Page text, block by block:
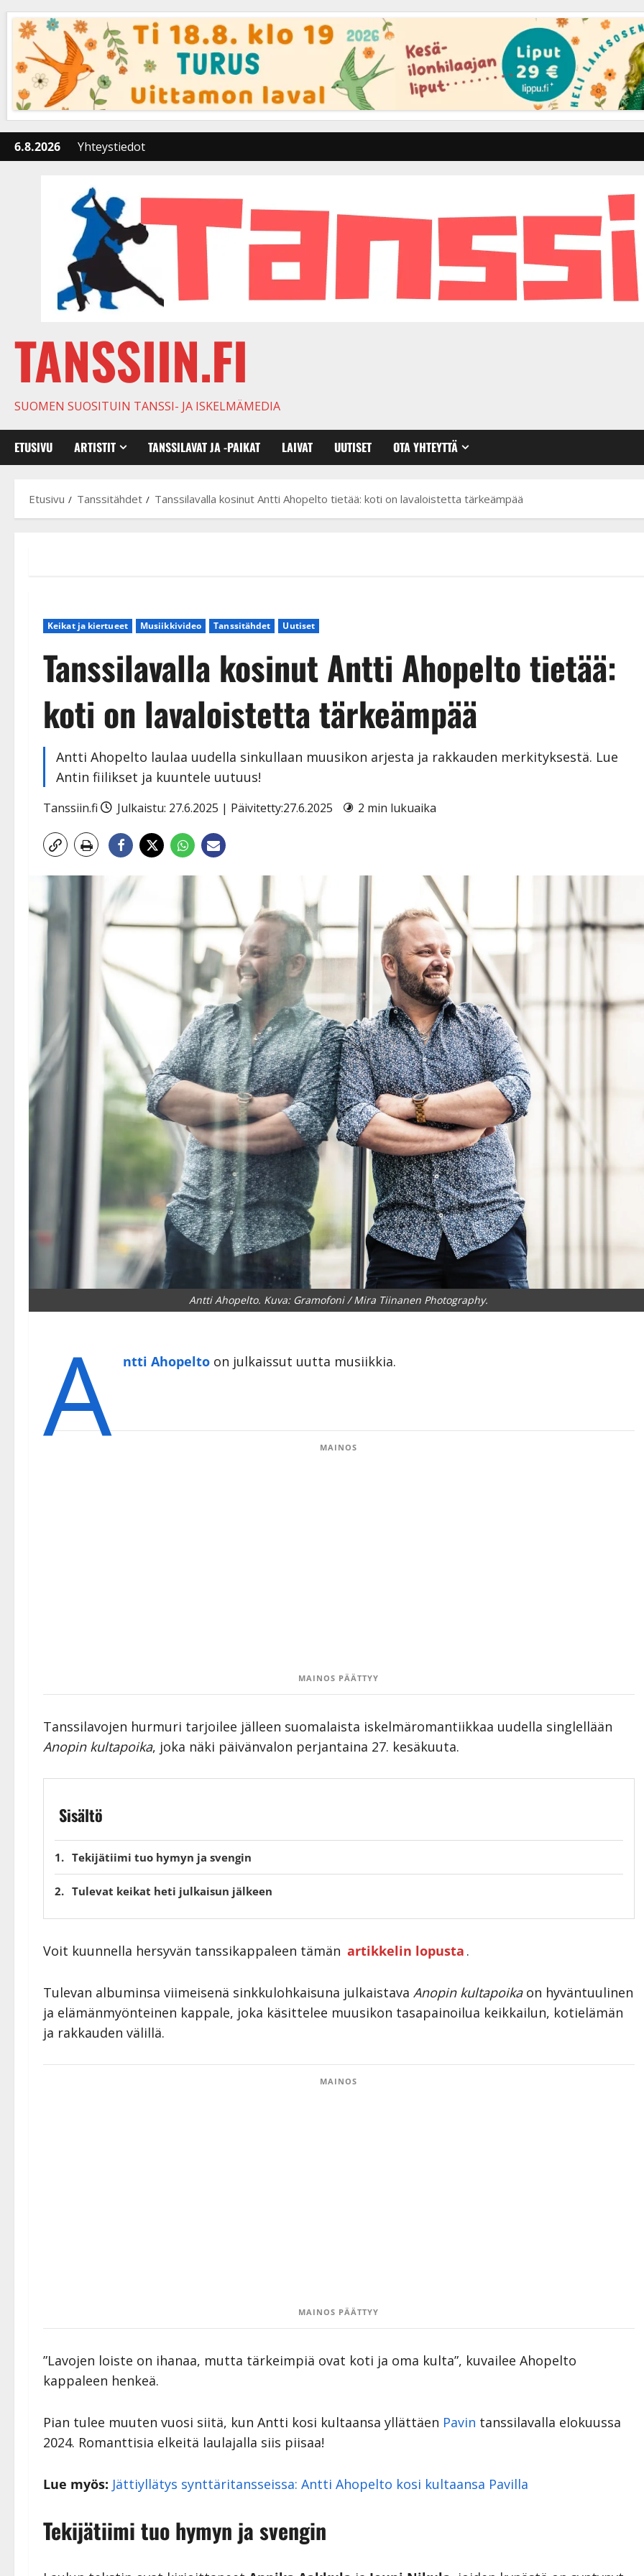
content
6.8.2026 Yhteystiedot
TANSSIIN.FI
SUOMEN SUOSITUIN TANSSI- JA ISKELMÄMEDIA
ETUSIVU ARTISTIT TANSSILAVAT JA -PAIKAT LAIVAT UUTISET OTA YHTEYTTÄ
Etusivu Tanssitähdet Tanssilavalla kosinut Antti Ahopelto tietää: koti on lavaloistetta tärkeämpää
Keikat ja kiertueet Musiikkivideo Tanssitähdet Uutiset
Tanssilavalla kosinut Antti Ahopelto tietää:
koti on lavaloistetta tärkeämpää
Antti Ahopelto laulaa uudella sinkullaan muusikon arjesta ja rakkauden merkityksestä. Lue
Antin fiilikset ja kuuntele uutuus!
Tanssiin.fi Julkaistu: 27.6.2025 | Päivitetty:27.6.2025 2 min lukuaika
Antti Ahopelto. Kuva: Gramofoni / Mira Tiinanen Photography.
A ntti Ahopelto on julkaissut uutta musiikkia.
MAINOS
MAINOS PÄÄTTYY
Tanssilavojen hurmuri tarjoilee jälleen suomalaista iskelmäromantiikkaa uudella singlellään
Anopin kultapoika, joka näki päivänvalon perjantaina 27. kesäkuuta.
Sisältö
Tekijätiimi tuo hymyn ja svengin
Tulevat keikat heti julkaisun jälkeen
Voit kuunnella hersyvän tanssikappaleen tämän artikkelin lopusta .
Tulevan albuminsa viimeisenä sinkkulohkaisuna julkaistava Anopin kultapoikaon hyväntuulinen
ja elämänmyönteinen kappale, joka käsittelee muusikon tasapainoilua keikkailun, kotielämän
ja rakkauden välillä.
MAINOS
MAINOS PÄÄTTYY
”Lavojen loiste on ihanaa, mutta tärkeimpiä ovat koti ja oma kulta”, kuvailee Ahopelto
kappaleen henkeä.
Pian tulee muuten vuosi siitä, kun Antti kosi kultaansa yllättäen Pavin tanssilavalla elokuussa
2024. Romanttisia elkeitä laulajalla siis piisaa!
Lue myös: Jättiyllätys synttäritansseissa: Antti Ahopelto kosi kultaansa Pavilla
Tekijätiimi tuo hymyn ja svengin